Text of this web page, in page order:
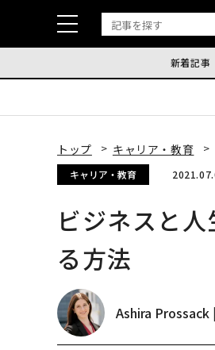
新着記事
トップ キャリア・教育
キャリア・教育
ビジネスと
る方法
Ashira